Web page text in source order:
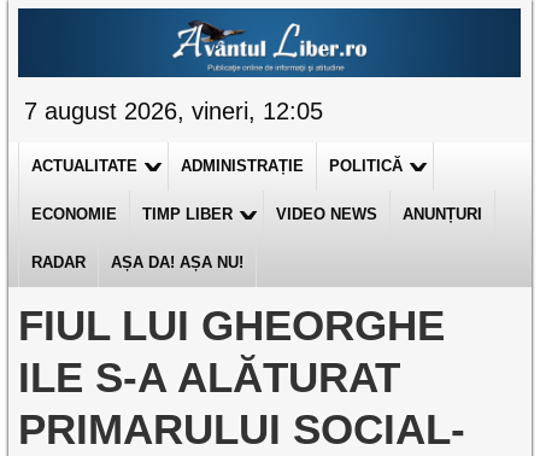
7 august 2026, vineri, 12:05
ACTUALITATE ADMINISTRAȚIE POLITICĂ
ECONOMIE TIMP LIBER VIDEO NEWS ANUNȚURI
RADAR AȘA DA! AȘA NU!
FIUL LUI GHEORGHE
ILE S-A ALĂTURAT
PRIMARULUI SOCIAL-